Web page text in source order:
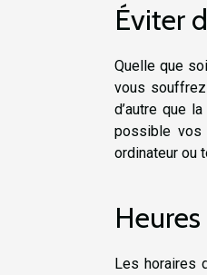
Éviter
Quelle que
vous
d’autre que
possible vos
ordinateur ou
Les horaires